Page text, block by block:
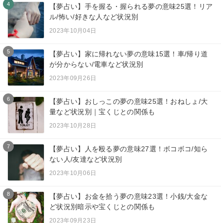
4
【夢占い】手を握る・握られる夢の意味25選！リア
ル/怖い/好きな人など状況別
2023年10月04日
5
【夢占い】家に帰れない夢の意味15選！車/帰り道
が分からない/電車など状況別
2023年09月26日
6
【夢占い】おしっこの夢の意味25選！おねしょ/大
量など状況別｜宝くじとの関係も
2023年10月28日
7
【夢占い】人を殴る夢の意味27選！ボコボコ/知ら
ない人/友達など状況別
2023年10月06日
8
【夢占い】お金を拾う夢の意味23選！小銭/大金な
ど状況別暗示や宝くじとの関係も
2023年09月23日